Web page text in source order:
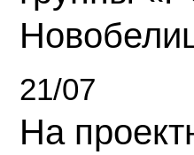
21/07
На